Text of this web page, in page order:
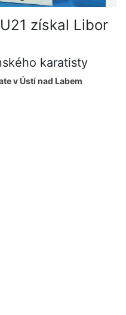
získal Libor
karatisty
v Ústí nad Labem